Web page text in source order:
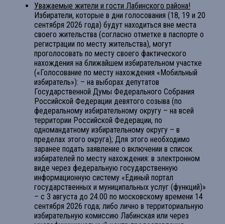
Уважаемые жители и гости Лабинского района!
Избиратели, которые в дни голосования (18, 19 и 20
сентября 2026 года) будут находиться вне места
своего жительства (согласно отметке в паспорте о
регистрации по месту жительства), могут
проголосовать по месту своего фактического
нахождения на ближайшем избирательном участке
(«Голосование по месту нахождения «Мобильный
избиратель»): – на выборах депутатов
Государственной Думы Федерального Собрания
Российской Федерации девятого созыва (по
федеральному избирательному округу – на всей
территории Российской Федерации, по
одномандатному избирательному округу – в
пределах этого округа); Для этого необходимо
заранее подать заявление о включении в список
избирателей по месту нахождения: в электронном
виде через федеральную государственную
информационную систему «Единый портал
государственных и муниципальных услуг (функций)»
– с 3 августа до 24.00 по московскому времени 14
сентября 2026 года; либо лично в территориальную
избирательную комиссию Лабинская или через